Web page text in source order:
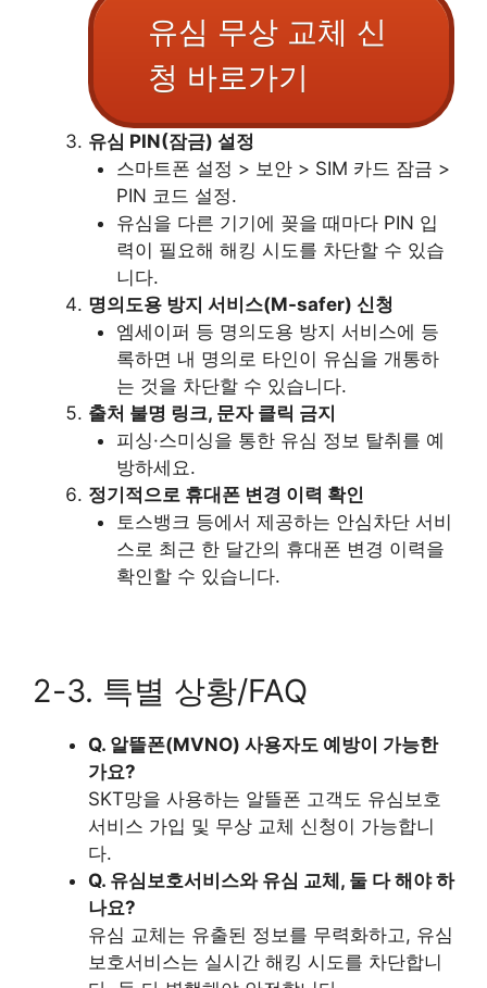
유심 무상 교체 신
청 바로가기
유심 PIN(잠금) 설정
스마트폰 설정 > 보안 > SIM 카드 잠금 >
PIN 코드 설정.
유심을 다른 기기에 꽂을 때마다 PIN 입
력이 필요해 해킹 시도를 차단할 수 있습
니다.
명의도용 방지 서비스(M-safer) 신청
엠세이퍼 등 명의도용 방지 서비스에 등
록하면 내 명의로 타인이 유심을 개통하
는 것을 차단할 수 있습니다.
출처 불명 링크, 문자 클릭 금지
피싱·스미싱을 통한 유심 정보 탈취를 예
방하세요.
정기적으로 휴대폰 변경 이력 확인
토스뱅크 등에서 제공하는 안심차단 서비
스로 최근 한 달간의 휴대폰 변경 이력을
확인할 수 있습니다.
2-3. 특별 상황/FAQ
Q. 알뜰폰(MVNO) 사용자도 예방이 가능한
가요?
SKT망을 사용하는 알뜰폰 고객도 유심보호
서비스 가입 및 무상 교체 신청이 가능합니
다.
Q. 유심보호서비스와 유심 교체, 둘 다 해야 하
나요?
유심 교체는 유출된 정보를 무력화하고, 유심
보호서비스는 실시간 해킹 시도를 차단합니